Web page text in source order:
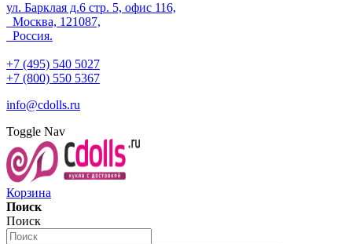
ул. Барклая д.6 стр. 5, офис 116,
Москва, 121087,
Россия.
+7 (495) 540 5027
+7 (800) 550 5367
info@cdolls.ru
Toggle Nav
Корзина
Поиск
Поиск